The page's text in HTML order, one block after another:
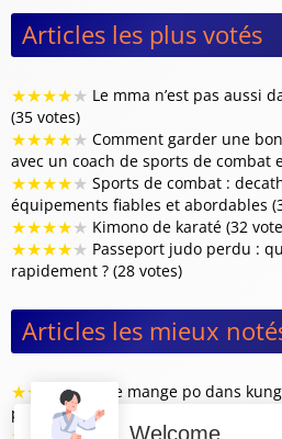
Articles les plus votés
★★★★★ Le mma n’est pas aussi
(35 votes)
★★★★★ Comment garder une
avec un coach de sports de combat
★★★★★ Sports de combat :
équipements fiables et abordables
★★★★★ Kimono de karaté (32
★★★★★ Passeport judo perdu :
rapidement ? (28 votes)
Articles les mieux
★★ ★★
Que mange po dans
plats préférés (4/5 sur 16 votes)
Combien de dan existe-t-
Welcome